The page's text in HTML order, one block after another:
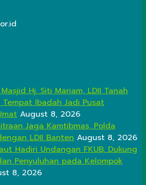
Hj. Siti Mariam, LDII Tanah
Ibadah Jadi Pusat
August 8, 2026
Jaga Kamtibmas, Polda
LDII Banten August 8, 2026
Hadiri Undangan FKUB, Dukung
Penyuluhan pada Kelompok
8, 2026